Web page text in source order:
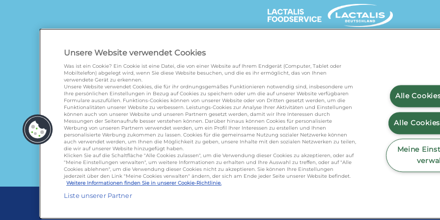
UNSERE MARKENSEITEN
galbani.de/leerdammer.de/president.de/salakis.de/ frankenland.com/
KONTAKT
foodservice.info@de.lactalis.com
Lactalis Deutschland GmbH - Tel: +49 (0)751 887 366
Omira Bodenseemilch GmbH - Tel: +49 (0)751 887
Unsere Website verwendet Cookies
Was ist ein Cookie? Ein Cookie ist eine Datei, die von einer Website auf Ihrem Endgerät (Computer, Tablet oder
Mobiltelefon) abgelegt wird, wenn Sie diese Website besuchen, und die es ihr ermöglicht, das von Ihnen
verwendete Gerät zu erkennen.
Unsere Website verwendet Cookies, die für ihr ordnungsgemäßes Funktionieren notwendig sind, insbesondere um
Ihre persönlichen Einstellungen in Bezug auf Cookies zu speichern oder um die auf unserer Website verfügbaren
Formulare auszufüllen. Funktions-Cookies können von unserer Website oder von Dritten gesetzt werden, um die
Funktionalitäten unserer Website zu verbessern. Leistungs-Cookies zur Analyse Ihrer Aktivitäten und Einstellungen
können auch von unserer Website und unseren Partnern gesetzt werden, damit wir Ihre Interessen durch
Messungen der Seitenaufrufe besser verstehen können. Darüber hinaus können Cookies für personalisierte
Werbung von unseren Partnern verwendet werden, um ein Profil Ihrer Interessen zu erstellen und Ihnen
personalisierte Werbung zukommen zu lassen. Cookies für die gemeinsame Nutzung sozialer Netzwerke können
auch verwendet werden, um Ihnen die Möglichkeit zu geben, unsere Inhalte mit den sozialen Netzwerken zu teilen,
die wir auf unserer Website hinzugefügt haben.
Klicken Sie auf die Schaltfläche "Alle Cookies zulassen", um die Verwendung dieser Cookies zu akzeptieren, oder auf
"Meine Einstellungen verwalten", um weitere Informationen zu erhalten und Ihre Auswahl zu treffen, oder auf "Alle
Cookies ablehnen", um die Verwendung dieser Cookies nicht zu akzeptieren. Sie können Ihre Einstellungen
jederzeit über den Link "Meine Cookies verwalten" ändern, der sich am Ende jeder Seite unserer Website befindet.
Weitere Informationen finden Sie in unserer Cookie-Richtlinie.
Liste unserer Partner
Alle
Alle
Meine